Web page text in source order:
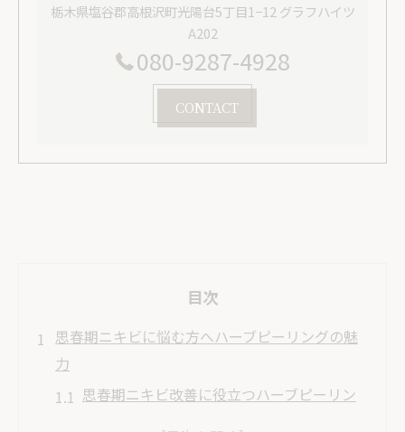
栃木県塩谷郡高根沢町光陽台5丁目1−12 グラフハイツ
A202
080-9287-4928
CONTACT
目次
思春期ニキビに悩む方へハーブピーリングの魅
力
思春期ニキビ改善に役立つハーブピーリン